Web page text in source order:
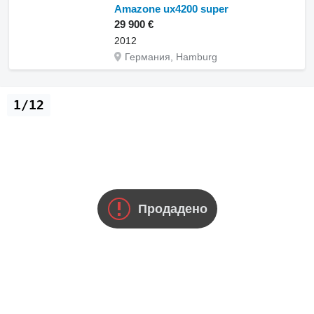
Amazone ux4200 super
29 900 €
2012
Германия, Hamburg
Продадено
1/12